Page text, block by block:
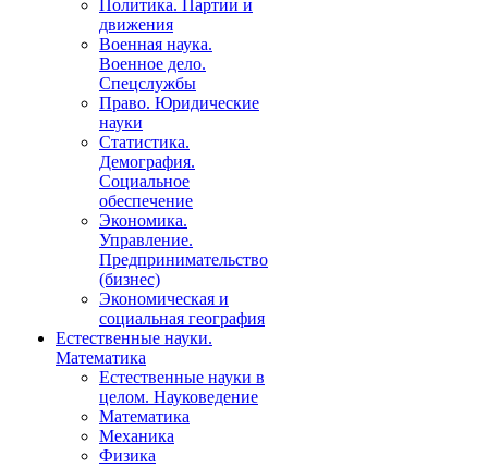
Политика. Партии и
движения
Военная наука.
Военное дело.
Спецслужбы
Право. Юридические
науки
Статистика.
Демография.
Социальное
обеспечение
Экономика.
Управление.
Предпринимательство
(бизнес)
Экономическая и
социальная география
Естественные науки.
Математика
Естественные науки в
целом. Науковедение
Математика
Механика
Физика